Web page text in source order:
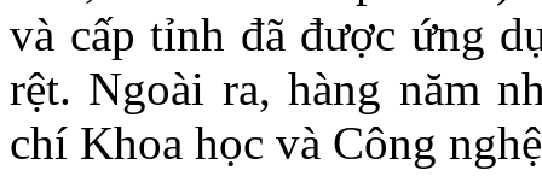
và cấp tỉnh đã được ứng
rệt. Ngoài ra, hàng năm
chí Khoa học và Công